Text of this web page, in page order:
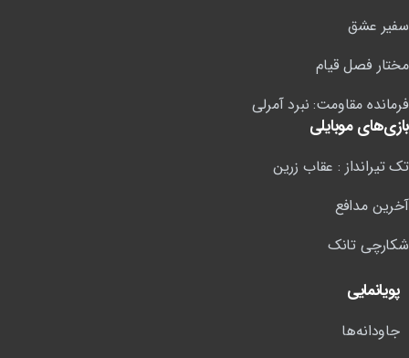
سفیر عشق
مختار فصل قیام
فرمانده مقاومت: نبرد آمرلی
بازی‌های موبایلی
تک تیرانداز : عقاب زرین
آخرین مدافع
شکارچی تانک
پویانمایی
جاودانه‌ها